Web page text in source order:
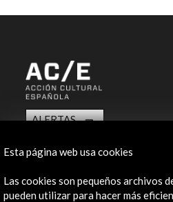
ALERTAS
Contacta
info@accioncultural.es
Esta página web usa cookies
Las cookies son pequeños archivos
pueden utilizar para hacer más